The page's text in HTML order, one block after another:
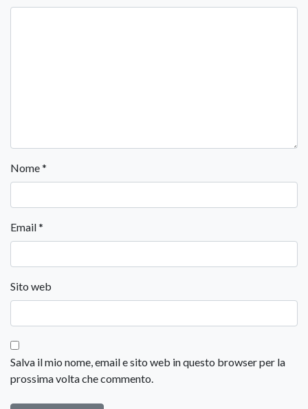
Nome*
Email*
Sito web
Salva il mio nome, email e sito web in questo browser per la
prossima volta che commento.